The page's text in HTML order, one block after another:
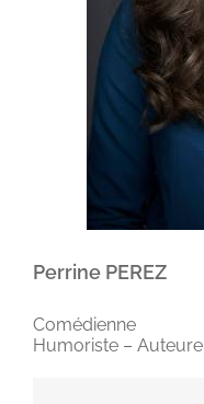
Perrine PEREZ
Comédienne
Humoriste – Auteure